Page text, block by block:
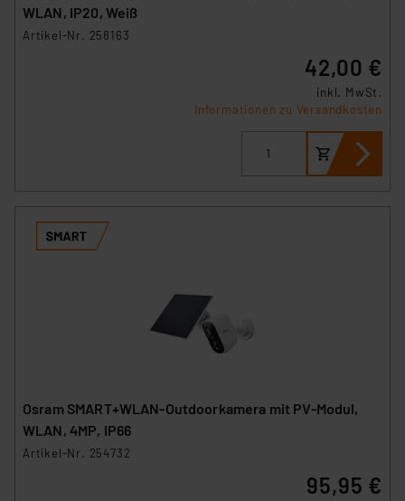
WLAN, IP20, Weiß
Artikel-Nr. 258163
42,00 €
inkl. MwSt.
Informationen zu Versandkosten
Osram SMART+WLAN-Outdoorkamera mit PV-Modul,
WLAN, 4MP, IP66
Artikel-Nr. 254732
95,95 €